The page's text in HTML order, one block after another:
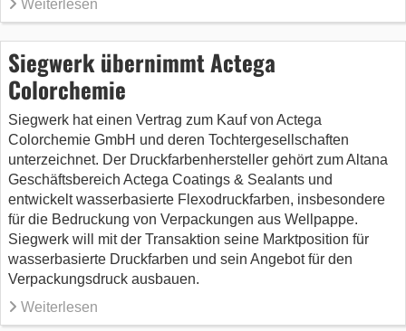
Weiterlesen
Siegwerk übernimmt Actega
Colorchemie
Siegwerk hat einen Vertrag zum Kauf von Actega
Colorchemie GmbH und deren Tochtergesellschaften
unterzeichnet. Der Druckfarbenhersteller gehört zum Altana
Geschäftsbereich Actega Coatings & Sealants und
entwickelt wasserbasierte Flexodruckfarben, insbesondere
für die Bedruckung von Verpackungen aus Wellpappe.
Siegwerk will mit der Transaktion seine Marktposition für
wasserbasierte Druckfarben und sein Angebot für den
Verpackungsdruck ausbauen.
Weiterlesen